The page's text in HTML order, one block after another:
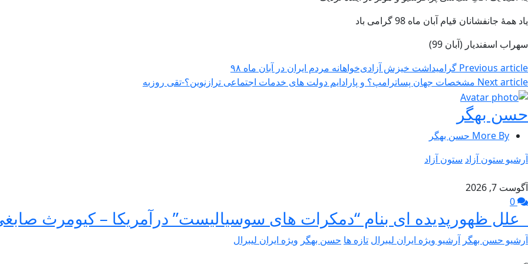
یاد همۀ جانفشانان قیام آبان ماه 98 گرامی باد
سهراب اسفندیار (آبان 99)
Previous article گرامیداشت خیزش آزادی‌خواهانه مردم ایران در آبان ماه ۹۸
Next article مشخصات جهان پساترامپ؟ و پارادایم دولت های خدمات اجتماعی ترازنوین؟-تقی روزبه
حسن بهگر
More By حسن بهگر
آرشیو ستون آزاد ستون آزاد
آگوست 7, 2026
علل ظهورپدیده ای بنام “دمکرات های سوسیالیست” درآمریکا – کیومرث
آرشیو حسن بهگر آرشیو ویژه ایران لیبرال تازه ها حسن بهگر ویژه ایران لیبرال